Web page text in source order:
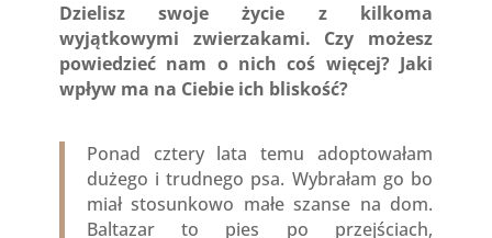
Dzielisz swoje życie z kilkoma
wyjątkowymi zwierzakami. Czy możesz
powiedzieć nam o nich coś więcej? Jaki
wpływ ma na Ciebie ich bliskość?
Ponad cztery lata temu adoptowałam
dużego i trudnego psa. Wybrałam go bo
miał stosunkowo małe szanse na dom.
Baltazar to pies po przejściach,